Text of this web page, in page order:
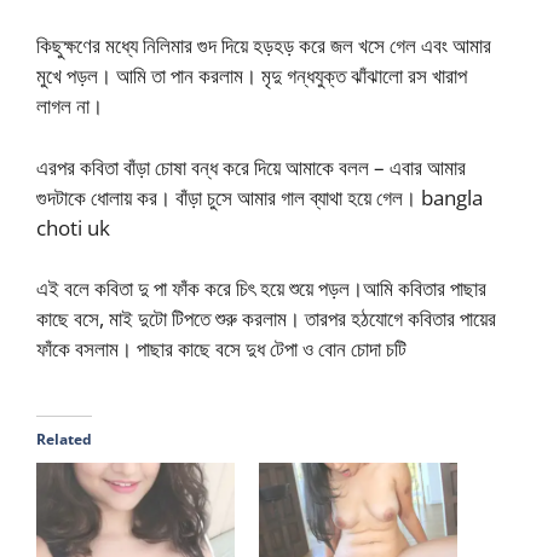
কিছুক্ষণের মধ্যে নিলিমার গুদ দিয়ে হড়হড় করে জল খসে গেল এবং আমার
মুখে পড়ল। আমি তা পান করলাম। মৃদু গন্ধযুক্ত ঝাঁঝালো রস খারাপ
লাগল না।
এরপর কবিতা বাঁড়া চোষা বন্ধ করে দিয়ে আমাকে বলল – এবার আমার
গুদটাকে ধোলায় কর। বাঁড়া চুসে আমার গাল ব্যাথা হয়ে গেল। bangla
choti uk
এই বলে কবিতা দু পা ফাঁক করে চিৎ হয়ে শুয়ে পড়ল।আমি কবিতার পাছার
কাছে বসে, মাই দুটো টিপতে শুরু করলাম। তারপর হঠযোগে কবিতার পায়ের
ফাঁকে বসলাম। পাছার কাছে বসে দুধ টেপা ও বোন চোদা চটি
Related